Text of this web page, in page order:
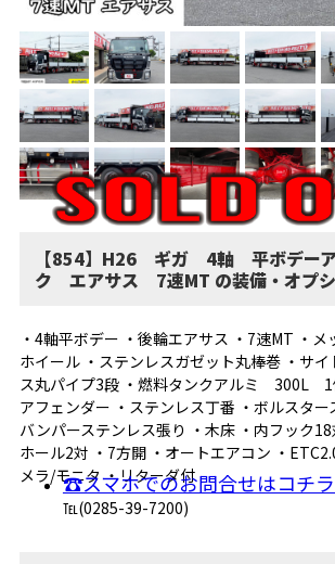
【854】H26 ギガ 4軸 平ボデーア
ク エアサス 7速MT の装備・オプ
・4軸平ボデー ・後輪エアサス ・7速MT ・メ
ホイール ・ステンレスガゼット丸棒巻 ・サ
ス丸パイプ3段 ・燃料タンクアルミ 300L 1
アフェンダー ・ステンレス丁番 ・ボルスター
バンパーステンレス張り ・木床 ・内フック
ホール2対 ・7方開 ・オートエアコン ・
メラ/モニタ ・リターダ付
☎スマホでのお問合せはコチ
℡(0285-39-7200)